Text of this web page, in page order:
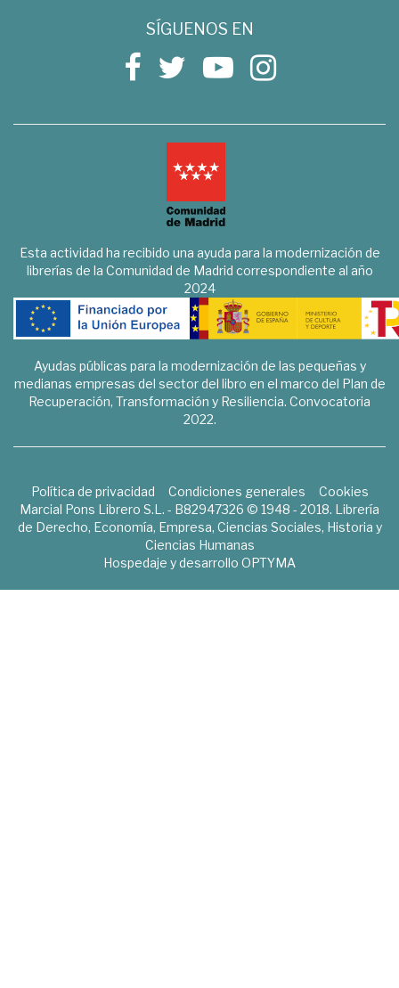
SÍGUENOS EN
Esta actividad ha recibido una ayuda para la modernización de
librerías de la Comunidad de Madrid correspondiente al año
2024
Ayudas públicas para la modernización de las pequeñas y
medianas empresas del sector del libro en el marco del Plan de
Recuperación, Transformación y Resiliencia. Convocatoria
2022.
Política de privacidad Condiciones generales
Cookies
Marcial Pons Librero S.L. - B82947326 © 1948 - 2018. Librería
de Derecho, Economía, Empresa, Ciencias Sociales, Historia y
Ciencias Humanas
Hospedaje y desarrollo OPTYMA